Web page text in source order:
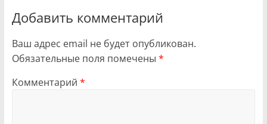
Добавить комментарий
Ваш адрес email не будет опубликован.
Обязательные поля помечены *
Комментарий *